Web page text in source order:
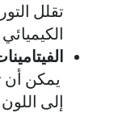
تقلل
يمكن أن
إلى